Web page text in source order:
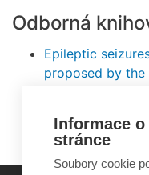
Odborná
Epileptic
proposed by the
Epilepsy (ILAE)
Informace
stránce
Soubory cookie